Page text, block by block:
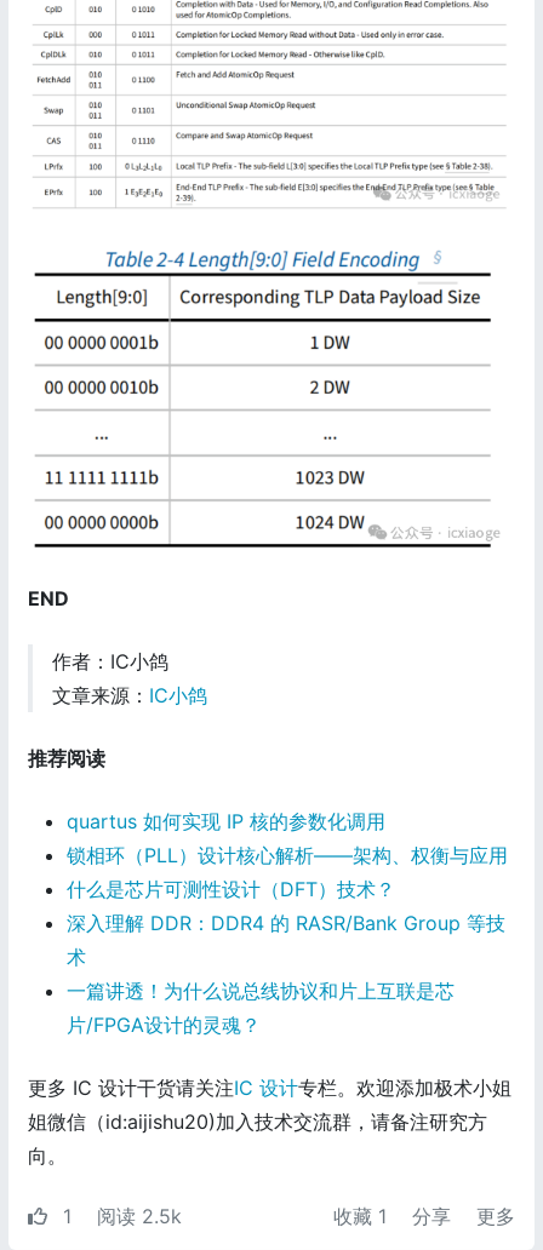
END
作者：IC小鸽
文章来源： IC小鸽
推荐阅读
quartus 如何实现 IP 核的参数化调用
锁相环（PLL）设计核心解析——架构、权衡与应用
什么是芯片可测性设计（DFT）技术？
深入理解 DDR：DDR4 的 RASR/Bank Group 等技
术
一篇讲透！为什么说总线协议和片上互联是芯
片/FPGA设计的灵魂？
更多 IC 设计干货请关注IC 设计专栏。欢迎添加极术小姐
姐微信（id:aijishu20)加入技术交流群，请备注研究方
向。
1 阅读 2.5k 收藏 1 分享 更多